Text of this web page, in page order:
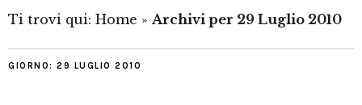
Ti trovi qui: Home » Archivi per 29 Luglio 2010
GIORNO: 29 LUGLIO 2010